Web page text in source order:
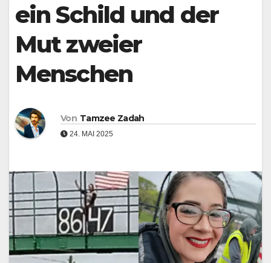
ein Schild und der
Mut zweier
Menschen
Von Tamzee Zadah
24. MAI 2025